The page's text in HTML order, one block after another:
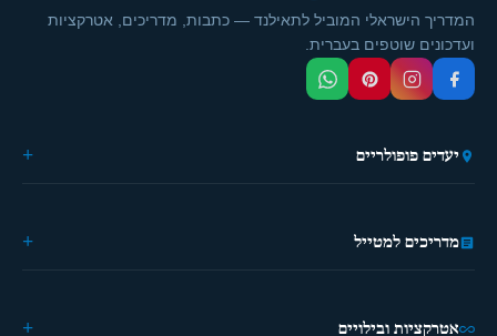
המדריך הישראלי המוביל לתאילנד — כתבות, מדריכים, אטרקציות
ועדכונים שוטפים בעברית.
יעדים פופולריים
🎭 פאטייה
🌿 צ'יאנג מאי
מדריכים למטייל
אטרקציות ובילויים